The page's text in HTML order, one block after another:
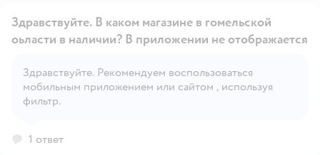
Открыть вопрос
Здравствуйте. В каком магазине в гомельской
оьласти в наличии? В приложении не отображается
Здравствуйте. Рекомендуем воспользоваться
мобильным приложением или сайтом , используя
фильтр.
1 ответ